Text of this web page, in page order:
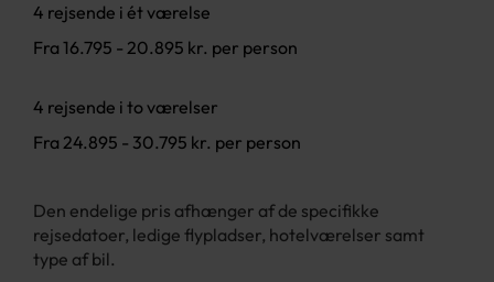
4 rejsende i ét værelse
Fra 16.795 - 20.895 kr. per person
4 rejsende i to værelser
Fra 24.895 - 30.795 kr. per person
Den endelige pris afhænger af de specifikke
rejsedatoer, ledige flypladser, hotelværelser samt
type af bil.